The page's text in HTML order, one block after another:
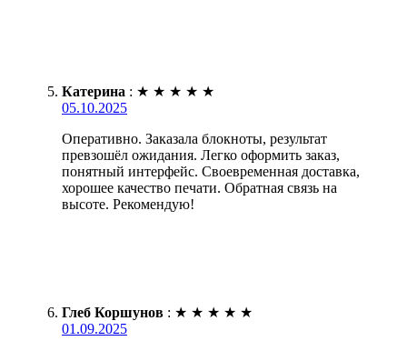
Катерина : ★ ★ ★ ★ ★
05.10.2025
Оперативно. Заказала блокноты, результат
превзошёл ожидания. Легко оформить заказ,
понятный интерфейс. Своевременная доставка,
хорошее качество печати. Обратная связь на
высоте. Рекомендую!
Глеб Коршунов : ★ ★ ★ ★ ★
01.09.2025